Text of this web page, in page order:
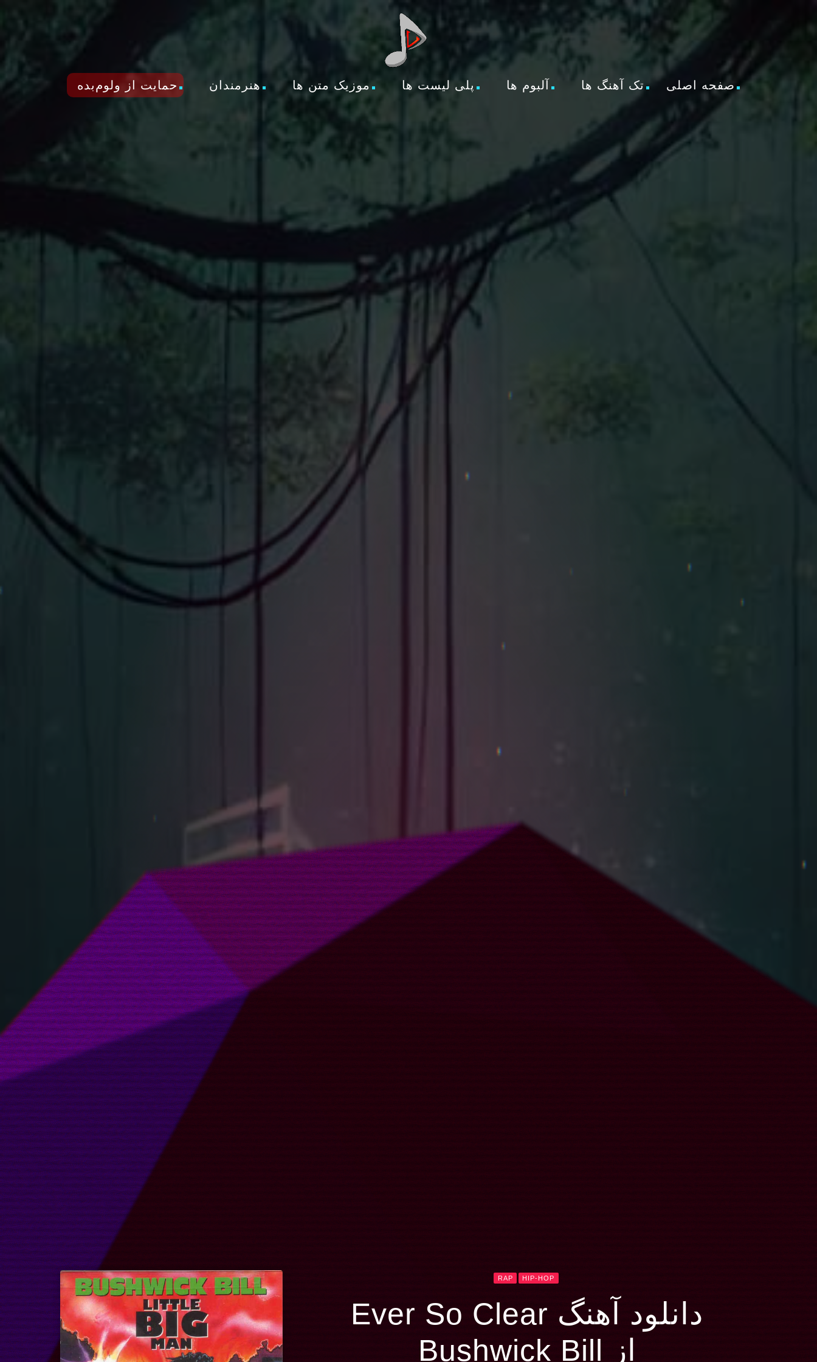
صفحه اصلی تک آهنگ ها آلبوم ها پلی لیست ها موزیک متن ها هنرمندان حمایت از ولوم‌بده
HIP-HOP
RAP
دانلود آهنگ Ever So Clear
از Bushwick Bill